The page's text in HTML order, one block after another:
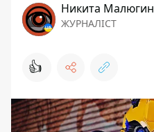
Никита Малюгин
ЖУРНАЛІСТ
👍